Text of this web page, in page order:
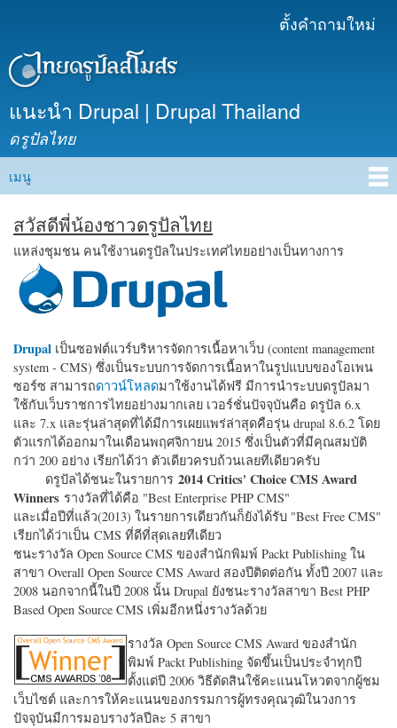
เนื้อหา
ตั้งคำถามใหม่
แนะนำ Drupal | Drupal Thailand
ดรูปัลไทย
Main menu
เมนู
สวัสดีพี่น้องชาวดรูปัลไทย
แหล่งชุมชน คนใช้งานดรูปัลในประเทศไทยอย่างเป็นทางการ
Drupal เป็นซอฟต์แวร์บริหารจัดการเนื้อหาเว็บ (content management
system - CMS) ซึ่งเป็นระบบการจัดการเนื้อหาในรูปแบบของโอเพน
ซอร์ซ สามารถดาวน์โหลดมาใช้งานได้ฟรี มีการนำระบบดรูปัลมา
ใช้กับเว็บราชการไทยอย่างมากเลย เวอร์ชั่นปัจจุบันคือ ดรูปัล 6.x
และ 7.x และรุ่นล่าสุดที่ได้มีการเผยแพร่ล่าสุดคือรุ่น drupal 8.6.2 โดย
ตัวแรกได้ออกมาในเดือนพฤศจิกายน 2015 ซึ่งเป็นตัวที่มีคุณสมบัติ
กว่า 200 อย่าง เรียกได้ว่า ตัวเดียวครบถ้วนเลยทีเดียวครับ
ดรูปัลได้ชนะในรายการ 2014 Critics' Choice CMS Award
Winners รางวัลที่ได้คือ "Best Enterprise PHP CMS"
และเมื่อปีที่แล้ว(2013) ในรายการเดียวกันก็ยังได้รับ "Best Free CMS"
เรียกได้ว่าเป็น CMS ที่ดีที่สุดเลยทีเดียว
ชนะรางวัล Open Source CMS ของสำนักพิมพ์ Packt Publishing ใน
สาขา Overall Open Source CMS Award สองปีติดต่อกัน ทั้งปี 2007 และ
2008 นอกจากนี้ในปี 2008 นั้น Drupal ยังชนะรางวัลสาขา Best PHP
Based Open Source CMS เพิ่มอีกหนึ่งรางวัลด้วย
รางวัล Open Source CMS Award ของสำนัก
พิมพ์ Packt Publishing จัดขึ้นเป็นประจำทุกปี
ตั้งแต่ปี 2006 วิธีตัดสินใช้คะแนนโหวตจากผู้ชม
เว็บไซต์ และการให้คะแนนของกรรมการผู้ทรงคุณวุฒิในวงการ
ปัจจุบันมีการมอบรางวัลปีละ 5 สาขา